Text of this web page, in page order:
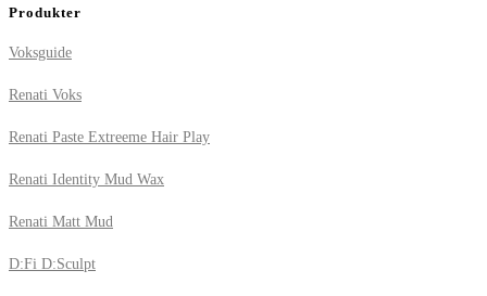
Produkter
Voksguide
Renati Voks
Renati Paste Extreeme Hair Play
Renati Identity Mud Wax
Renati Matt Mud
D:Fi D:Sculpt